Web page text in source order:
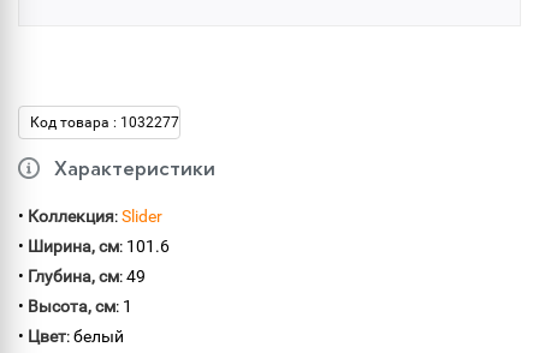
Код товара : 1032277
Характеристики
• Коллекция:Slider
• Ширина, см: 101.6
• Глубина, см: 49
• Высота, см: 1
• Цвет: белый